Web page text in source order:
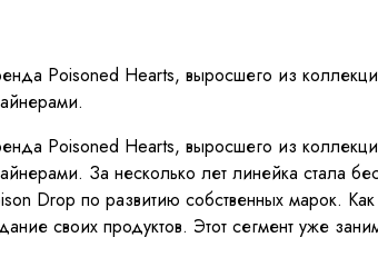
Poisoned Hearts, выросшего из
Poisoned Hearts, выросшего из
За несколько лет линейка стала
Drop по развитию собственных марок.
своих продуктов. Этот сегмент уже